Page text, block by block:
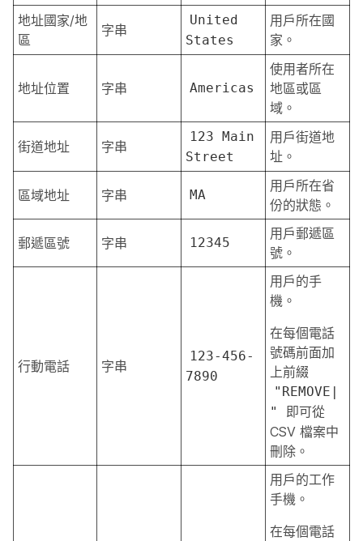
地址國家/地
區
字串
United
States
用戶所在國
家。
地址位置 字串 Americas
使用者所在
地區或區
域。
街道地址 字串
123 Main
Street
用戶街道地
址。
區域地址 字串 MA
用戶所在省
份的狀態。
郵遞區號 字串 12345
用戶郵遞區
號。
行動電話 字串
123-456-
7890
用戶的手
機。
在每個電話
號碼前面加
上前綴
"REMOVE|
"
即可從
CSV 檔案中
刪除。
用戶的工作
手機。
在每個電話